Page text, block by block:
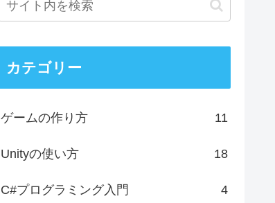
カテゴリー
ゲームの作り方 11
Unityの使い方 18
C#プログラミング入門 4